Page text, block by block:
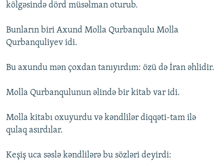
kölgəsində dörd müsəlman oturub.
Bunların biri Axund Molla Qurbanqulu Molla
Qurbanquliyev idi.
Bu axundu mən çoxdan tanıyırdım: özü də İran əhlidir.
Molla Qurbanqulunun əlində bir kitab var idi.
Molla kitabı oxuyurdu və kəndlilər diqqəti-tam ilə
qulaq asırdılar.
Keşiş uca səslə kəndlilərə bu sözləri deyirdi: